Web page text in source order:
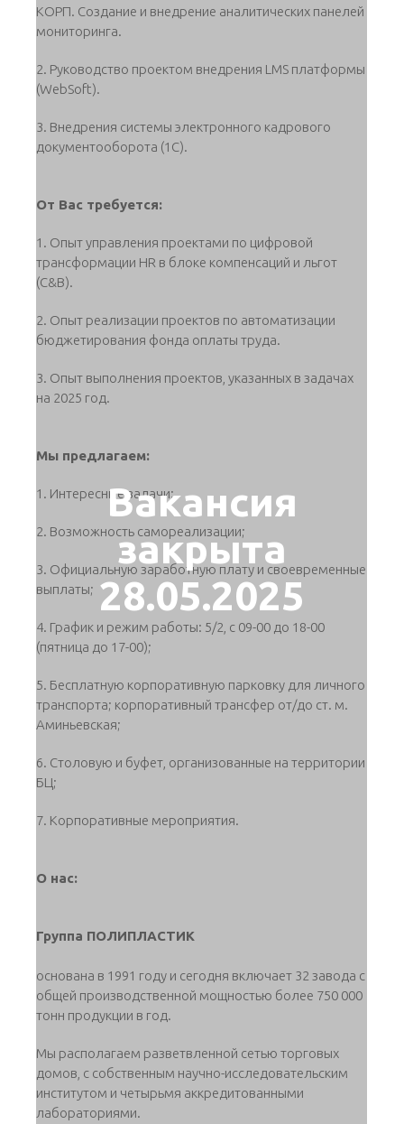
Вакансия
закрыта
28.05.2025
КОРП. Создание и внедрение аналитических панелей
мониторинга.
2. Руководство проектом внедрения LMS платформы
(WebSoft).
3. Внедрения системы электронного кадрового
документооборота (1С).
От Вас требуется:
1. Опыт управления проектами по цифровой
трансформации HR в блоке компенсаций и льгот
(C&B).
2. Опыт реализации проектов по автоматизации
бюджетирования фонда оплаты труда.
3. Опыт выполнения проектов, указанных в задачах
на 2025 год.
Мы предлагаем:
1. Интересные задачи;
2. Возможность самореализации;
3. Официальную заработную плату и своевременные
выплаты;
4. График и режим работы: 5/2, c 09-00 до 18-00
(пятница до 17-00);
5. Бесплатную корпоративную парковку для личного
транспорта; корпоративный трансфер от/до ст. м.
Аминьевская;
6. Столовую и буфет, организованные на территории
БЦ;
7. Корпоративные мероприятия.
О нас:
Группа ПОЛИПЛАСТИК
основана в 1991 году и сегодня включает 32 завода с
общей производственной мощностью более 750 000
тонн продукции в год.
Мы располагаем разветвленной сетью торговых
домов, c собственным научно-исследовательским
институтом и четырьмя аккредитованными
лабораториями.